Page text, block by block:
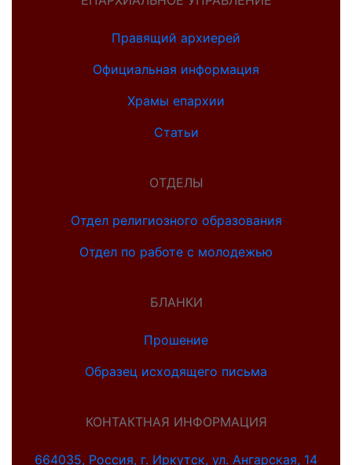
Правящий архиерей
Официальная информация
Храмы епархии
Статьи
ОТДЕЛЫ
Отдел религиозного образования
Отдел по работе с молодежью
БЛАНКИ
Прошение
Образец исходящего письма
КОНТАКТНАЯ ИНФОРМАЦИЯ
664035, Россия, г. Иркутск, ул. Ангарская, 14